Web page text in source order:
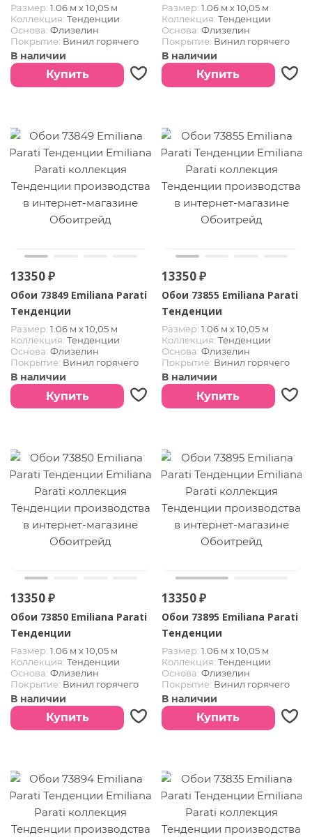
Размер: 1.06 м х 10,05 м
Коллекция: Тенденции
Основа: Флизелин
Покрытие: Винил горячего
тиснения
В наличии
Купить
Размер: 1.06 м х 10,05 м
Коллекция: Тенденции
Основа: Флизелин
Покрытие: Винил горячего
тиснения
В наличии
Купить
13350 ₽
Обои 73849 Emiliana Parati
Тенденции
Размер: 1.06 м х 10,05 м
Коллекция: Тенденции
Основа: Флизелин
Покрытие: Винил горячего
тиснения
В наличии
Купить
13350 ₽
Обои 73855 Emiliana Parati
Тенденции
Размер: 1.06 м х 10,05 м
Коллекция: Тенденции
Основа: Флизелин
Покрытие: Винил горячего
тиснения
В наличии
Купить
13350 ₽
Обои 73850 Emiliana Parati
Тенденции
Размер: 1.06 м х 10,05 м
Коллекция: Тенденции
Основа: Флизелин
Покрытие: Винил горячего
тиснения
В наличии
Купить
13350 ₽
Обои 73895 Emiliana Parati
Тенденции
Размер: 1.06 м х 10,05 м
Коллекция: Тенденции
Основа: Флизелин
Покрытие: Винил горячего
тиснения
В наличии
Купить